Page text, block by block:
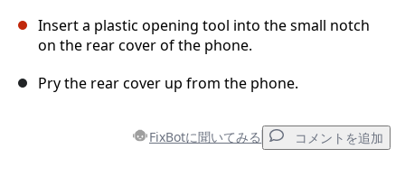
Insert a plastic opening tool into the small notch
on the rear cover of the phone.
Pry the rear cover up from the phone.
FixBotに聞いてみる コメントを追加